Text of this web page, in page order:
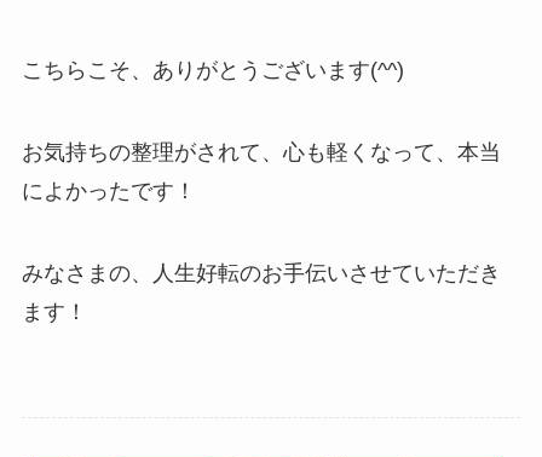
こちらこそ、ありがとうございます(^^)
お気持ちの整理がされて、心も軽くなって、本当
によかったです！
みなさまの、人生好転のお手伝いさせていただき
ます！